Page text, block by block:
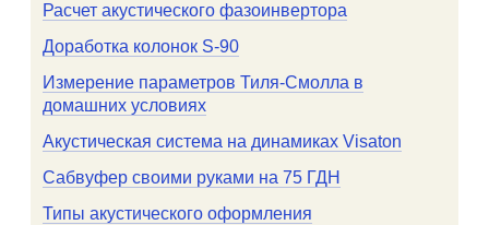
Расчет акустического фазоинвертора
Доработка колонок S-90
Измерение параметров Тиля-Смолла в
домашних условиях
Акустическая система на динамиках Visaton
Сабвуфер своими руками на 75 ГДН
Типы акустического оформления